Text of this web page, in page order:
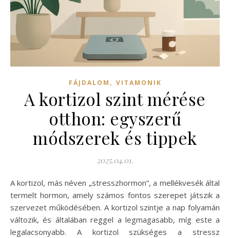
FÁJDALOM , VITAMONIK
A kortizol szint mérése
otthon: egyszerű
módszerek és tippek
2025.04.01.
A kortizol, más néven „stresszhormon”, a mellékvesék által
termelt hormon, amely számos fontos szerepet játszik a
szervezet működésében. A kortizol szintje a nap folyamán
változik, és általában reggel a legmagasabb, míg este a
legalacsonyabb. A kortizol szükséges a stressz